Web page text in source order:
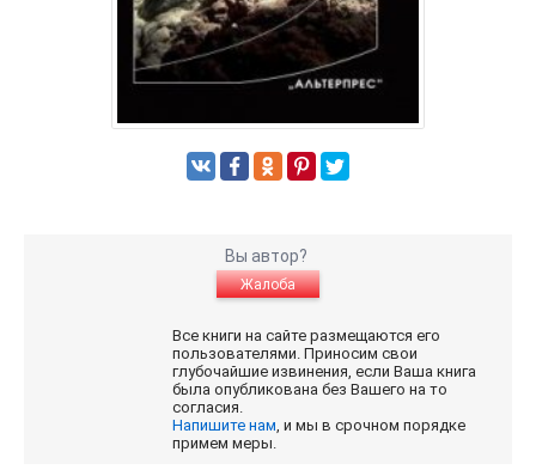
Вы автор?
Жалоба
Все книги на сайте размещаются его
пользователями. Приносим свои
глубочайшие извинения, если Ваша книга
была опубликована без Вашего на то
согласия.
Напишите нам , и мы в срочном порядке
примем меры.